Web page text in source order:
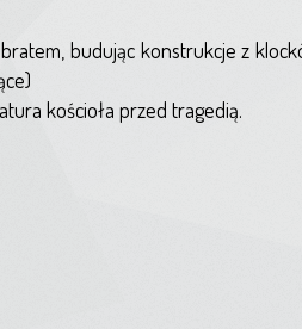
budując konstrukcje z
kościoła przed tragedią.